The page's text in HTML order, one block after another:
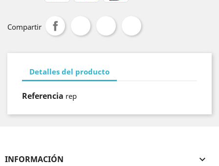
Compartir
Detalles del producto
Referencia rep
INFORMACIÓN 